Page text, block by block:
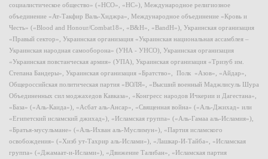
социалистическое общество» («НСО», «НС»), Международное религиозное
объединение «Ат-Такфир Валь-Хиджра», Международное объединение «Кровь и
Честь» («Blood and Honour/Combat18», «B&H», «BandH»), Украинская организация
«Правый сектор», Украинская организация «Украинская национальная ассамблея –
Украинская народная самооборона» (УНА - УНСО), Украинская организация
«Украинская повстанческая армия» (УПА), Украинская организация «Тризуб им.
Степана Бандеры», Украинская организация «Братство», Полк «Азов», «Айдар»,
Общероссийская политическая партия «ВОЛЯ», «Высший военный Маджлисуль Шура
Объединенных сил моджахедов Кавказа», «Конгресс народов Ичкерии и Дагестана»,
«База» («Аль-Каида»), «Асбат аль-Ансар», «Священная война» («Аль-Джихад» или
«Египетский исламский джихад»), «Исламская группа» («Аль-Гамаа аль-Исламия»),
«Братья-мусульмане» («Аль-Ихван аль-Муслимун»), «Партия исламского
освобождения» («Хизб ут-Тахрир аль-Ислами»), «Лашкар-И-Тайба», «Исламская
группа» («Джамаат-и-Ислами»), «Движение Талибан», «Исламская партия